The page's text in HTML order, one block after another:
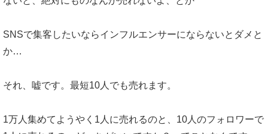
SNSで集客したいならインフルエンサーにならないとダメと
か…
それ、嘘です。最短10人でも売れます。
1万人集めてようやく1人に売れるのと、10人のフォロワーで